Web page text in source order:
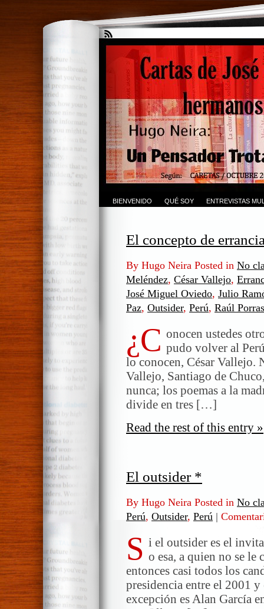
BIENVENIDO QUÉ SOY ENTREVISTAS
El concepto de
By Hugo Neira Posted in No
Meléndez, César Vallejo,
José Miguel Oviedo, Julio
Paz, Outsider, Perú, Raúl Porras
¿C onocen ustedes
pudo volver al
lo conocen, César Vallejo.
Vallejo, Santiago de
nunca; los poemas a la
divide en tres […]
Read the rest of this entry »
El outsider *
By Hugo Neira Posted in No
Perú, Outsider, Perú |
S i el outsider es el
o esa, a quien no se le
entonces casi todos los
presidencia entre el 2001
excepción es Alan García